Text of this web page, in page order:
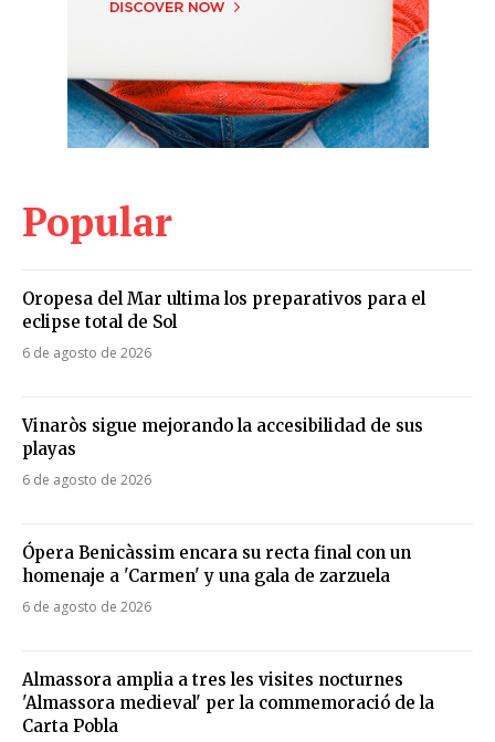
Popular
Oropesa del Mar ultima los preparativos para el
eclipse total de Sol
6 de agosto de 2026
Vinaròs sigue mejorando la accesibilidad de sus
playas
6 de agosto de 2026
Ópera Benicàssim encara su recta final con un
homenaje a 'Carmen' y una gala de zarzuela
6 de agosto de 2026
Almassora amplia a tres les visites nocturnes
'Almassora medieval' per la commemoració de la
Carta Pobla